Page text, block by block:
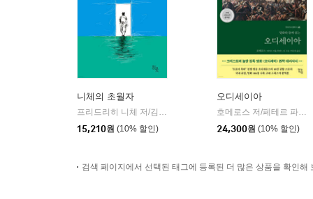
니체의 초월자
프리드리히 니체 저/김철 편역
15,210원 (10% 할인)
오디세이아
호메로스 저/페테르 파울 루벤스 그림/박문재 역
24,300원 (10% 할인)
검색 페이지에서 선택된 태그에 등록된 더 많은 상품을 확인해